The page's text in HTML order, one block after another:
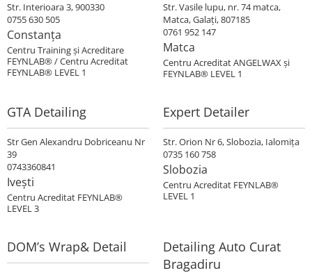
Str. Interioara 3, 900330
0755 630 505
Constanța
Centru Training şi Acreditare
FEYNLAB® / Centru Acreditat
FEYNLAB® LEVEL 1
Str. Vasile lupu, nr. 74 matca,
Matca, Galaţi, 807185
0761 952 147
Matca
Centru Acreditat ANGELWAX şi
FEYNLAB® LEVEL 1
GTA Detailing
Str Gen Alexandru Dobriceanu Nr
39
0743360841
Ivești
Centru Acreditat FEYNLAB®
LEVEL 3
Expert Detailer
Str. Orion Nr 6, Slobozia, Ialomiţa
0735 160 758
Slobozia
Centru Acreditat FEYNLAB®
LEVEL 1
DOM’s Wrap& Detail
Detailing Auto Curat
Bragadiru